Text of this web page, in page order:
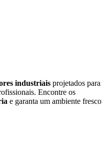
industriais projetados para
Encontre os
e garanta um ambiente fresco